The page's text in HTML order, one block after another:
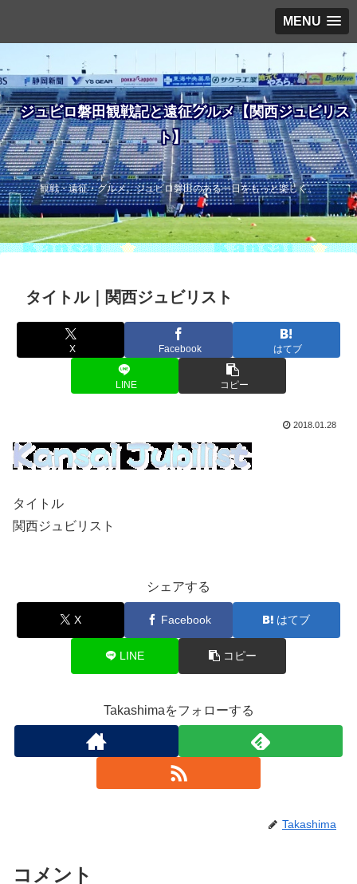
MENU
ジュビロ磐田観戦記と遠征グルメ【関西ジュビリス
ト】
観戦・遠征・グルメ。ジュビロ磐田のある一日をもっと楽しく。
タイトル｜関西ジュビリスト
X Facebook はてブ
LINE コピー
2018.01.28
タイトル
関西ジュビリスト
シェアする
X Facebook はてブ
LINE コピー
Takashimaをフォローする
Takashima
コメント